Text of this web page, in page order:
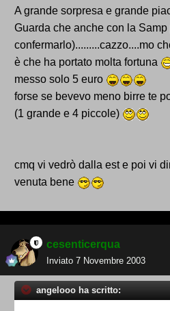
A grande sorpresa e grande
Guarda che anche con la
confermarlo).........cazzo....mo
è che ha portato molta fortuna
messo solo 5 euro
forse se bevevo meno birre te
(1 grande e 4 piccole)
cmq vi vedrò dalla est e poi vi
venuta bene
cesenticerqua
Inviato 7 Novembre 2003
angelooo ha scritto: